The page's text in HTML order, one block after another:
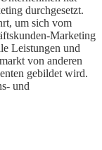
durchgesetzt.
um sich vom
Marketing
Leistungen und
von anderen
gebildet wird.
und